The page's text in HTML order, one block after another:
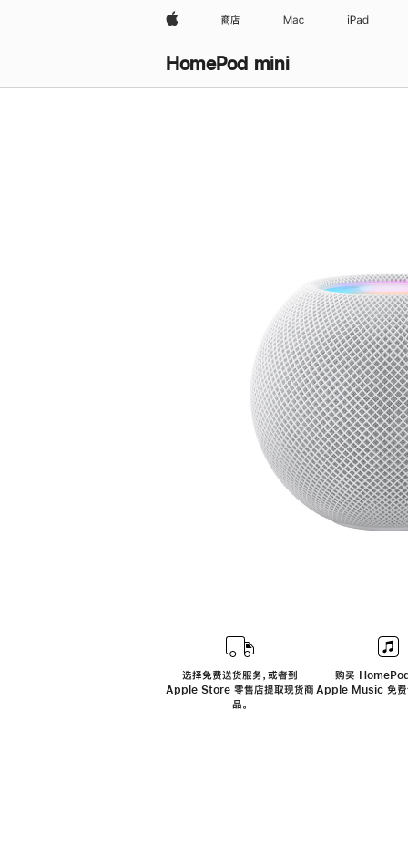
Apple 商店 Mac iPad
HomePod mini
选择免费送货服务，或者到
Apple Store 零售店提取现货商
品。
购买
Apple Music 免费